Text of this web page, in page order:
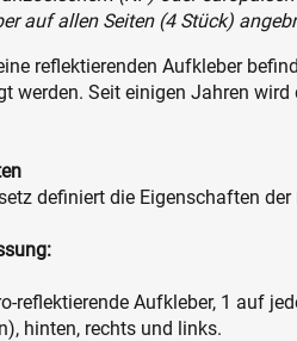
auf allen Seiten (4 Stück)
reflektierenden Aufkleber
werden. Seit einigen Jahren
definiert die Eigenschaften
reflektierende Aufkleber, 1 auf
hinten, rechts und links.